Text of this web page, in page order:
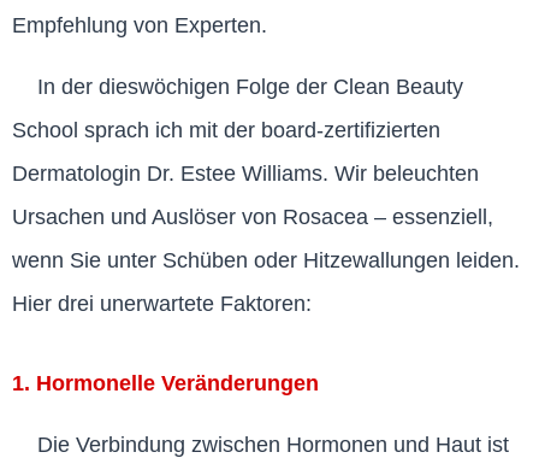
Empfehlung von Experten.
In der dieswöchigen Folge der Clean Beauty
School sprach ich mit der board-zertifizierten
Dermatologin Dr. Estee Williams. Wir beleuchten
Ursachen und Auslöser von Rosacea – essenziell,
wenn Sie unter Schüben oder Hitzewallungen leiden.
Hier drei unerwartete Faktoren:
1. Hormonelle Veränderungen
Die Verbindung zwischen Hormonen und Haut ist